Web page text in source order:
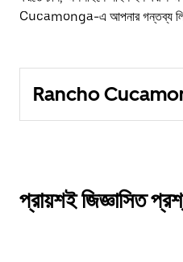
Cucamonga-এ আপনার গন্তব্য
Rancho
প্রায়শই জিজ্ঞাসিত